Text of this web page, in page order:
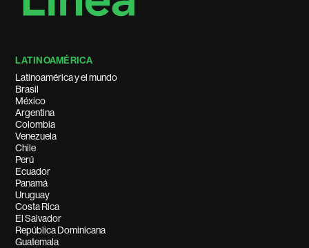
LATINOAMÉRICA
Latinoamérica y el mundo
Brasil
México
Argentina
Colombia
Venezuela
Chile
Perú
Ecuador
Panamá
Uruguay
Costa Rica
El Salvador
República Dominicana
Guatemala